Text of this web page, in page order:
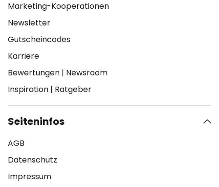
Marketing-Kooperationen
Newsletter
Gutscheincodes
Karriere
Bewertungen | Newsroom
Inspiration | Ratgeber
Seiteninfos
AGB
Datenschutz
Impressum